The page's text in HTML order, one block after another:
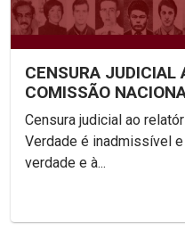
CENSURA JUDICIAL
COMISSÃO
Censura judicial ao
Verdade é inadmissível
verdade e à...